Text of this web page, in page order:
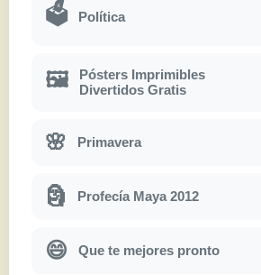
🗳 Política
🖼
Pósters Imprimibles
Divertidos Gratis
🌸 Primavera
🗿 Profecía Maya 2012
😄 Que te mejores pronto